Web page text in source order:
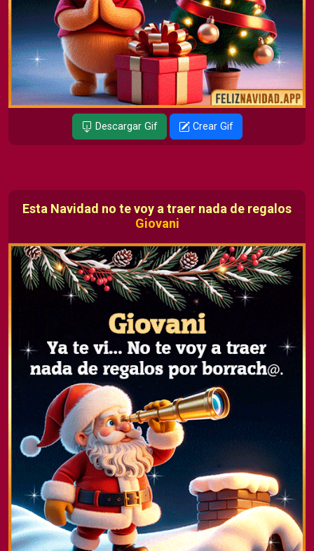
Descargar Gif Crear Gif
Esta Navidad no te voy a traer nada de regalos
Giovani